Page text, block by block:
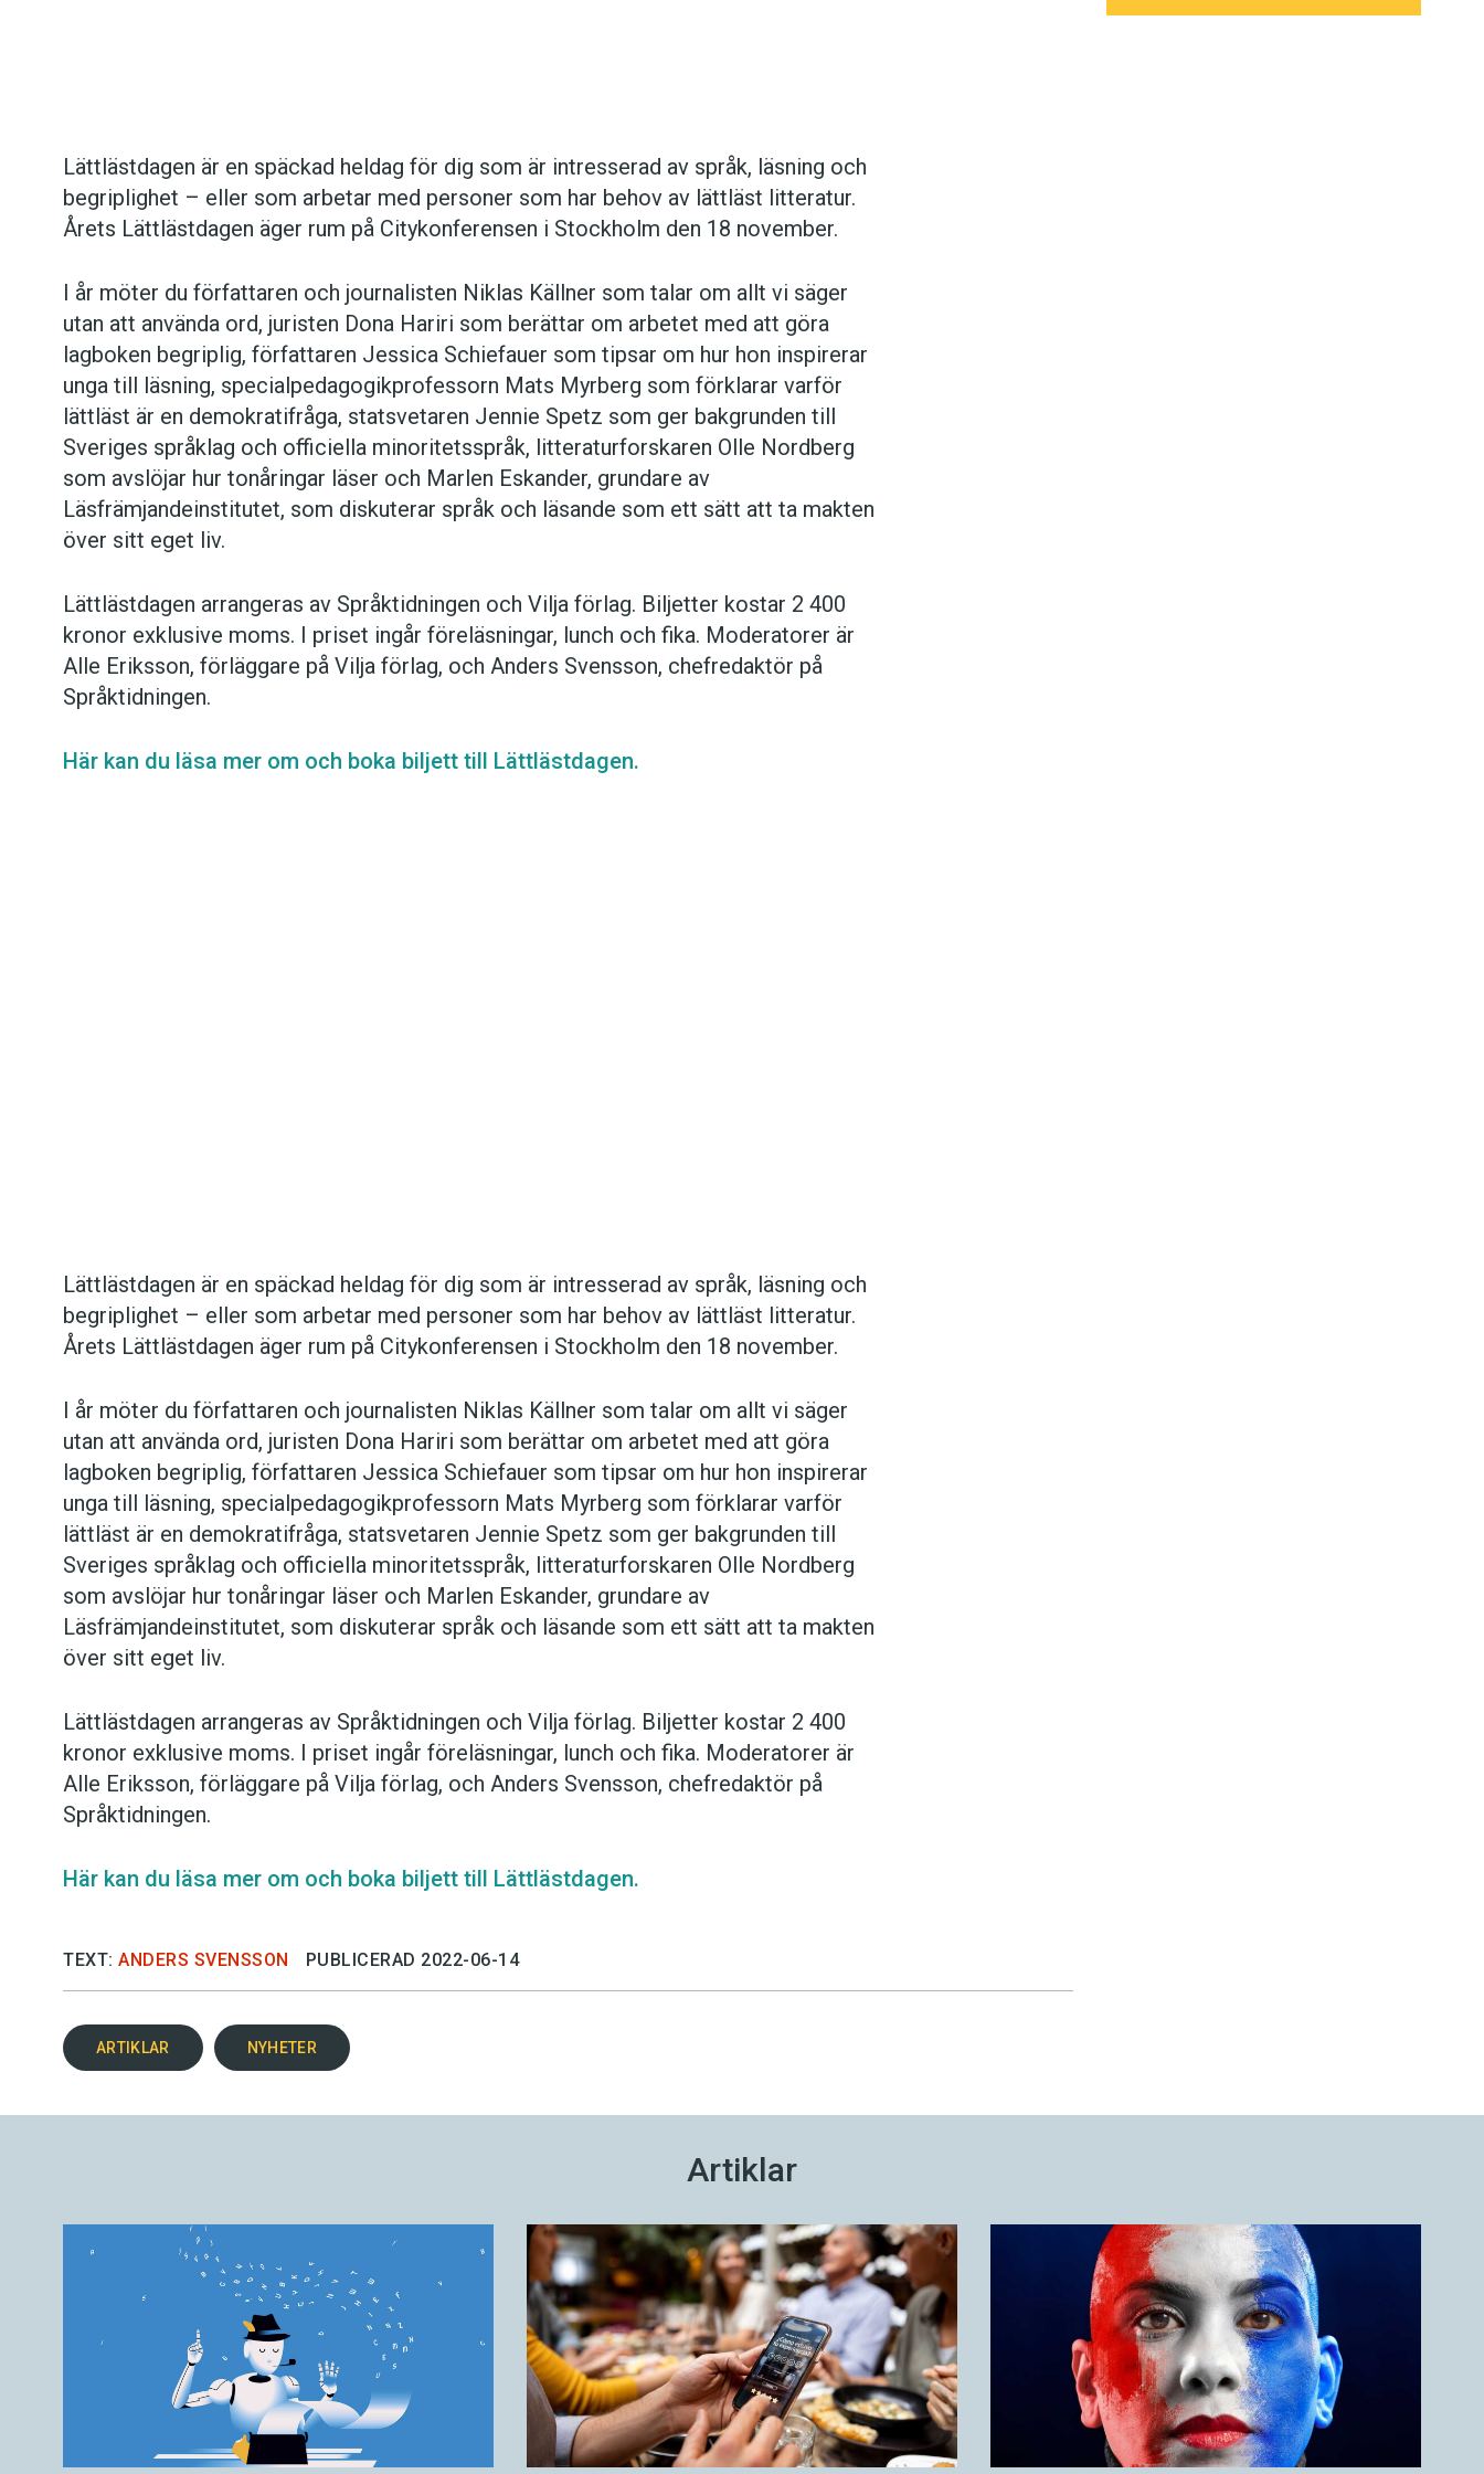
Hantera cookie-inställningar
Lättlästdagen är en späckad heldag för dig som är intresserad av språk, ­läsning och
begriplighet – eller som arbetar med personer som har behov av lättläst litteratur.
Årets Lättlästdagen äger rum på Citykonferensen i Stockholm den 18 november.
I år möter du författaren och journalisten Niklas Källner som talar om allt vi säger
utan att använda ord, juristen Dona Hariri som berättar om arbetet med att göra
lagboken begriplig, författaren Jessica Schiefauer som tipsar om hur hon inspirerar
unga till läsning, specialpedagogikprofessorn Mats Myrberg som förklarar varför
lättläst är en demokratifråga, statsvetaren Jennie Spetz som ger bakgrunden till
Sveriges språklag och officiella minoritetsspråk, litteraturforskaren Olle Nordberg
som avslöjar hur tonåringar läser och Marlen Eskander, grundare av
Läsfrämjandeinstitutet, som diskuterar språk och läsande som ett sätt att ta makten
över sitt eget liv.
Lättlästdagen arrangeras av Språktidningen och Vilja förlag. Biljetter kostar 2 400
kronor exklusive moms. I priset ingår föreläsningar, lunch och fika. Moderatorer är
Alle Eriksson, förläggare på Vilja förlag, och Anders Svensson, chefredaktör på
Språktidningen.
Här kan du läsa mer om och boka biljett till Lättlästdagen.
Hantera cookie-inställningar
Lättlästdagen är en späckad heldag för dig som är intresserad av språk, ­läsning och
begriplighet – eller som arbetar med personer som har behov av lättläst litteratur.
Årets Lättlästdagen äger rum på Citykonferensen i Stockholm den 18 november.
I år möter du författaren och journalisten Niklas Källner som talar om allt vi säger
utan att använda ord, juristen Dona Hariri som berättar om arbetet med att göra
lagboken begriplig, författaren Jessica Schiefauer som tipsar om hur hon inspirerar
unga till läsning, specialpedagogikprofessorn Mats Myrberg som förklarar varför
lättläst är en demokratifråga, statsvetaren Jennie Spetz som ger bakgrunden till
Sveriges språklag och officiella minoritetsspråk, litteraturforskaren Olle Nordberg
som avslöjar hur tonåringar läser och Marlen Eskander, grundare av
Läsfrämjandeinstitutet, som diskuterar språk och läsande som ett sätt att ta makten
över sitt eget liv.
Lättlästdagen arrangeras av Språktidningen och Vilja förlag. Biljetter kostar 2 400
kronor exklusive moms. I priset ingår föreläsningar, lunch och fika. Moderatorer är
Alle Eriksson, förläggare på Vilja förlag, och Anders Svensson, chefredaktör på
Språktidningen.
Här kan du läsa mer om och boka biljett till Lättlästdagen.
TEXT: ANDERS SVENSSON PUBLICERAD 2022-06-14
ARTIKLAR NYHETER
Artiklar